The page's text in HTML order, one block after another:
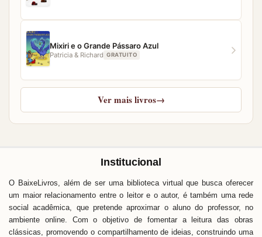
Mixiri e o Grande Pássaro Azul
Patricia & Richard GRATUITO
Ver mais livros→
Institucional
O BaixeLivros, além de ser uma biblioteca virtual que busca oferecer
um maior relacionamento entre o leitor e o autor, é também uma rede
social acadêmica, que pretende aproximar o aluno do professor, no
ambiente online. Com o objetivo de fomentar a leitura das obras
clássicas, promovendo o compartilhamento de ideias, construindo uma